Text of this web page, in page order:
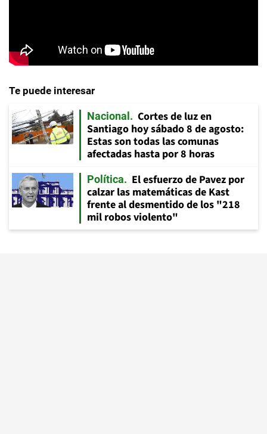
Te puede interesar
Nacional
Cortes de luz en
Santiago hoy sábado 8 de agosto:
Estas son todas las comunas
afectadas hasta por 8 horas
Política
El esfuerzo de Pavez por
calzar las matemáticas de Kast
frente al desmentido de los "218
mil robos violento"